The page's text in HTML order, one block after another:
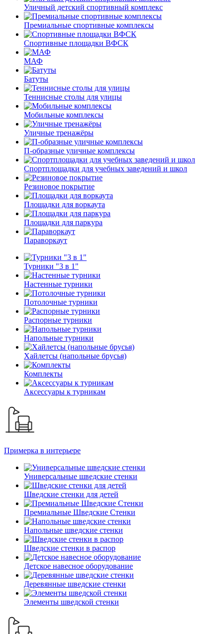
Уличный детский спортивный комплекс
Премиальные спортивные комплексы
Спортивные площадки ВФСК
МАФ
Батуты
Теннисные столы для улицы
Мобильные комплексы
Уличные тренажёры
П-образные уличные комплексы
Спортплощадки для учебных заведений и школ
Резиновое покрытие
Площадки для воркаута
Площадки для паркура
Параворкаут
Турники "3 в 1"
Настенные турники
Потолочные турники
Распорные турники
Напольные турники
Хайлетсы (напольные брусья)
Комплекты
Аксессуары к турникам
Примерка в интерьере
Универсальные шведские стенки
Шведские стенки для детей
Премиальные Шведские Стенки
Напольные шведские стенки
Шведские стенки в распор
Детское навесное оборудование
Деревянные шведские стенки
Элементы шведской стенки